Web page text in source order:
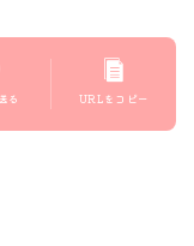
る URLをコピー